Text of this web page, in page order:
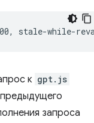
к gpt.js
запроса